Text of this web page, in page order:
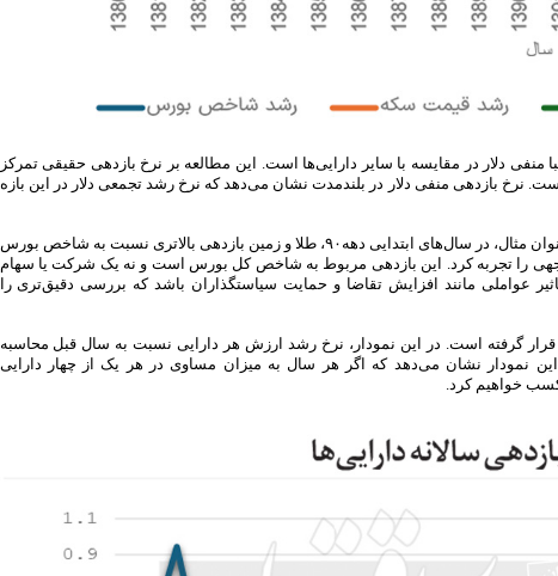
منفی دلار در مقایسه با سایر دارایی‌ها است. این مطالعه بر نرخ بازدهی حقیقی تمرکز
نرخ بازدهی منفی دلار در بلندمدت نشان می‌دهد که نرخ رشد تجمعی دلار در این بازه
نکته دیگر، تغییرات چشم‌گیر نرخ بازدهی دارایی‌ها در طول زمان است. به‌عنوان مثال، در سال‌های ابتدایی دهه۹۰، طلا و زمین بازدهی بالاتری نسبت به شاخص بورس
را تجربه کرد. این بازدهی مربوط به شاخص کل بورس است و نه یک شرکت یا سهام
مانند افزایش تقاضا و حمایت سیاستگذاران باشد که بررسی دقیق‌‌تری را
مورد بررسی قرار گرفته است. در این نمودار، نرخ رشد ارزش هر دارایی نسبت به سال قبل محاسبه
نمودار نشان می‌دهد که اگر هر سال به میزان مساوی در هر یک از چهار دارایی
خواهیم کرد.